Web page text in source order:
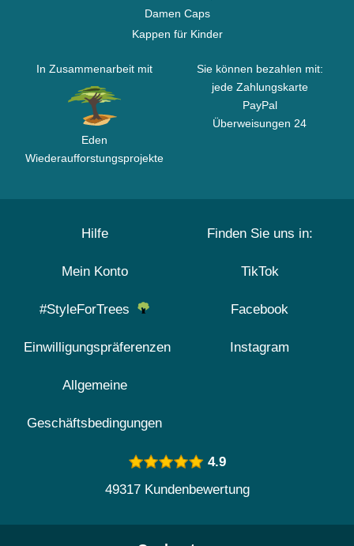
Damen Caps
Kappen für Kinder
In Zusammenarbeit mit
Eden
Wiederaufforstungsprojekte
Sie können bezahlen mit:
jede Zahlungskarte
PayPal
Überweisungen 24
Hilfe
Mein Konto
#StyleForTrees
Einwilligungspräferenzen
Allgemeine
Geschäftsbedingungen
Finden Sie uns in:
TikTok
Facebook
Instagram
4.9
49317 Kundenbewertung